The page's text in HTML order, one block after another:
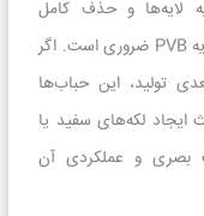
لایه‌ها و حذف کامل
حباب‌های هوای محبوس شده بین شیشه و لایه PVB ضروری است. اگر
تولید، این حباب‌ها
ایجاد لکه‌های سفید یا
بصری و عملکردی آن